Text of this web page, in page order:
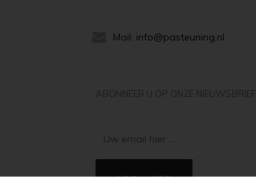
Mail: info@pasteuning.nl
ABONNEER U OP ONZE NIEUWSBRIEF
Uw email hier ...